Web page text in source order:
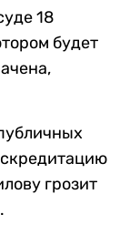
18
будет
грозит